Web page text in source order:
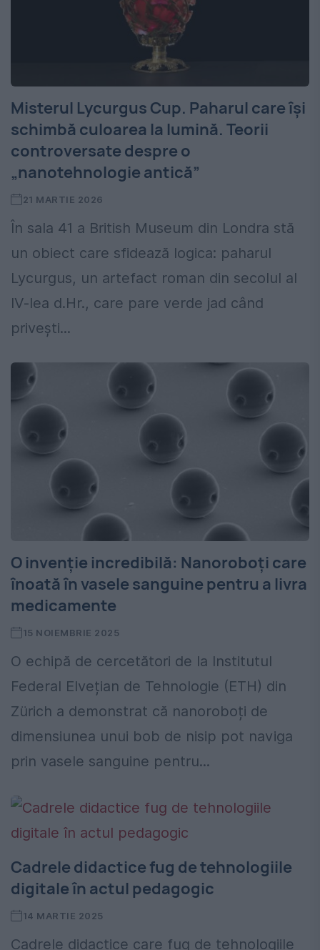
Misterul Lycurgus Cup. Paharul care își
schimbă culoarea la lumină. Teorii
controversate despre o
„nanotehnologie antică”
21 MARTIE 2026
În sala 41 a British Museum din Londra stă
un obiect care sfidează logica: paharul
Lycurgus, un artefact roman din secolul al
IV-lea d.Hr., care pare verde jad când
privești...
O invenție incredibilă: Nanoroboți care
înoată în vasele sanguine pentru a livra
medicamente
15 NOIEMBRIE 2025
O echipă de cercetători de la Institutul
Federal Elvețian de Tehnologie (ETH) din
Zürich a demonstrat că nanoroboți de
dimensiunea unui bob de nisip pot naviga
prin vasele sanguine pentru...
Cadrele didactice fug de tehnologiile
digitale în actul pedagogic
14 MARTIE 2025
Cadrele didactice care fug de tehnologiile